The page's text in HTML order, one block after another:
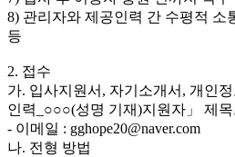
8) 관리자와 제공인력 간 수평적 소
등
2. 접수
가. 입사지원서, 자기소개서, 개인
인력_○○○(성명 기재)지원자」 제
- 이메일 : gghope20@naver.com
나. 전형 방법